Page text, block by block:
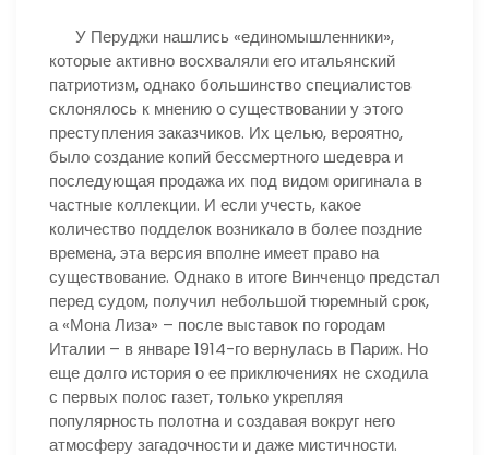
У Перуджи нашлись «единомышленники»,
которые активно восхваляли его итальянский
патриотизм, однако большинство специалистов
склонялось к мнению о существовании у этого
преступления заказчиков. Их целью, вероятно,
было создание копий бессмертного шедевра и
последующая продажа их под видом оригинала в
частные коллекции. И если учесть, какое
количество подделок возникало в более поздние
времена, эта версия вполне имеет право на
существование. Однако в итоге Винченцо предстал
перед судом, получил небольшой тюремный срок,
а «Мона Лиза» – после выставок по городам
Италии – в январе 1914-го вернулась в Париж. Но
еще долго история о ее приключениях не сходила
с первых полос газет, только укрепляя
популярность полотна и создавая вокруг него
атмосферу загадочности и даже мистичности.